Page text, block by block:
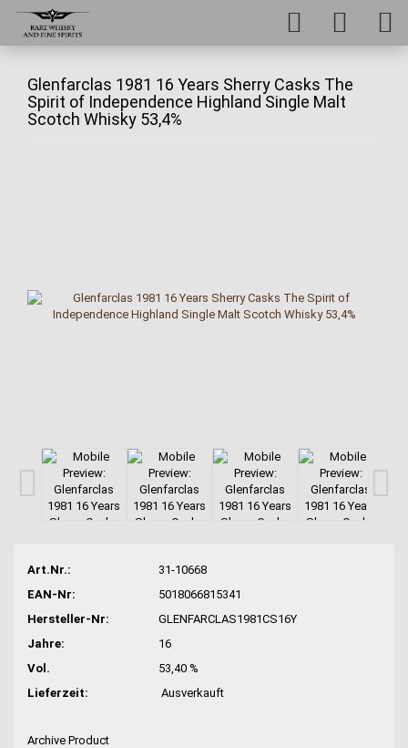
Glenfarclas 1981 16 Years Sherry Casks The
Spirit of Independence Highland Single Malt
Scotch Whisky 53,4%
Art.Nr.:
31-10668
EAN-Nr:
5018066815341
Hersteller-Nr:
GLENFARCLAS1981CS16Y
Jahre:
16
Vol.
53,40 %
Lieferzeit:
Ausverkauft
Archive Product